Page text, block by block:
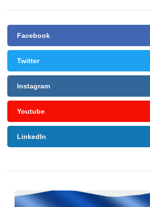
Facebook
Twitter
Instagram
Youtube
LinkedIn